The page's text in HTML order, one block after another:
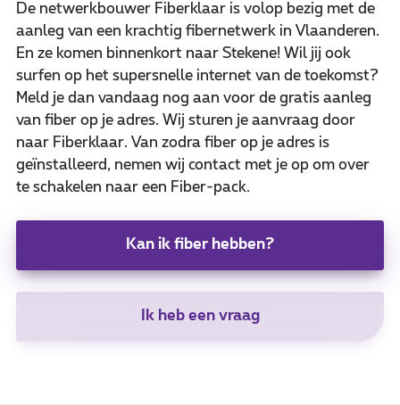
De netwerkbouwer Fiberklaar is volop bezig met de
aanleg van een krachtig fibernetwerk in Vlaanderen.
En ze komen binnenkort naar Stekene! Wil jij ook
surfen op het supersnelle internet van de toekomst?
Meld je dan vandaag nog aan voor de gratis aanleg
van fiber op je adres. Wij sturen je aanvraag door
naar Fiberklaar. Van zodra fiber op je adres is
geïnstalleerd, nemen wij contact met je op om over
te schakelen naar een Fiber-pack.
Kan ik fiber hebben?
Ik heb een vraag